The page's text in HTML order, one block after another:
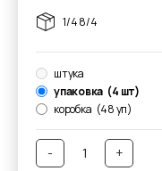
1/48/4
штука
упаковка (4 шт)
коробка (48 уп)
- +